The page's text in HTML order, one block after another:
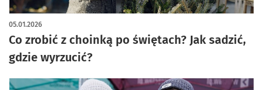
Co zrobić z choinką po świętach? Jak sadzić,
gdzie wyrzucić?
05.01.2026